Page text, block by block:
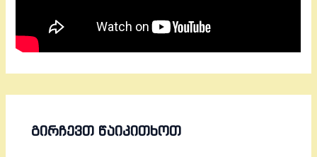
ᲒᲘᲠᲩᲔᲕᲗ ᲬᲐᲘᲙᲘᲗᲮᲝᲗ